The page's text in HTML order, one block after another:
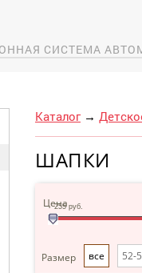
СИСТЕМА
Каталог →
ШАПКИ
Цена
255руб.
Размер все 52-